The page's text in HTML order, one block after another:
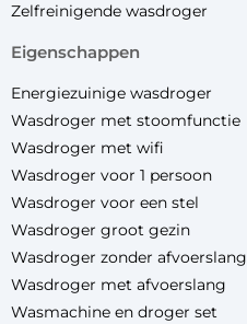
Zelfreinigende wasdroger
eigenschappen
Energiezuinige wasdroger
Wasdroger met stoomfunctie
Wasdroger met wifi
Wasdroger voor 1 persoon
Wasdroger voor een stel
Wasdroger groot gezin
Wasdroger zonder afvoerslang
Wasdroger met afvoerslang
Wasmachine en droger set